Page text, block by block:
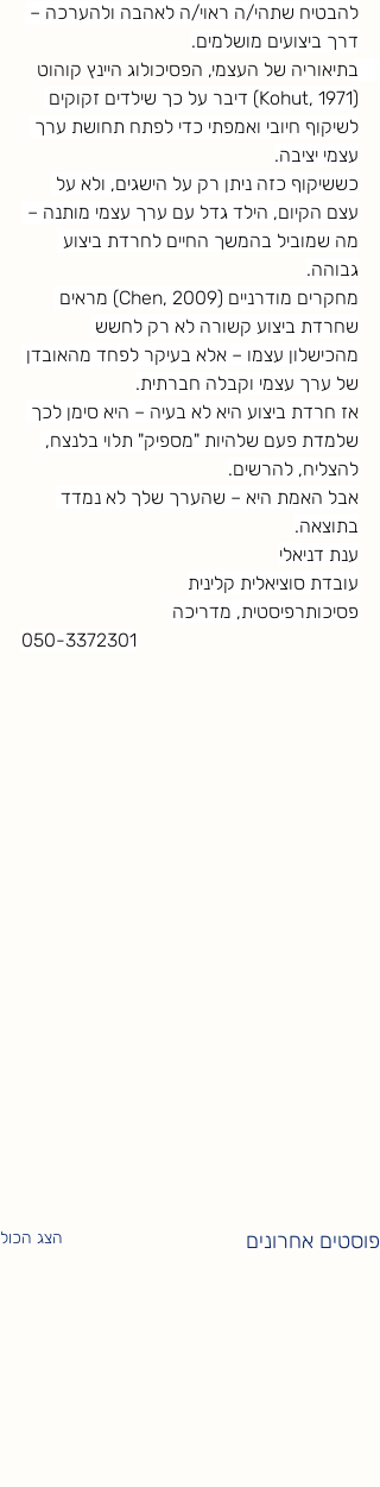
להבטיח שתהי/ה ראוי/ה לאהבה ולהערכה –
דרך ביצועים מושלמים.
בתיאוריה של העצמי, הפסיכולוג היינץ קוהוט
(Kohut, 1971) דיבר על כך שילדים זקוקים
לשיקוף חיובי ואמפתי כדי לפתח תחושת ערך
עצמי יציבה.
כששיקוף כזה ניתן רק על הישגים, ולא על
עצם הקיום, הילד גדל עם ערך עצמי מותנה –
מה שמוביל בהמשך החיים לחרדת ביצוע
גבוהה.
מחקרים מודרניים (Chen, 2009) מראים
שחרדת ביצוע קשורה לא רק לחשש
מהכישלון עצמו – אלא בעיקר לפחד מהאובדן
של ערך עצמי וקבלה חברתית.
אז חרדת ביצוע היא לא בעיה – היא סימן לכך
שלמדת פעם שלהיות "מספיק" תלוי בלנצח,
להצליח, להרשים.
אבל האמת היא – שהערך שלך לא נמדד
בתוצאה.
ענת דניאלי
עובדת סוציאלית קלינית
פסיכותרפיסטית, מדריכה
050-3372301
פוסטים אחרונים הצג הכול